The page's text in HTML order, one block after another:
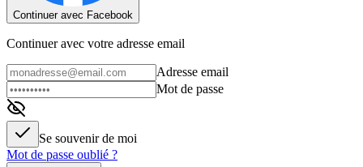
Continuer avec Facebook
Continuer avec votre adresse email
Adresse email
Mot de passe
Se souvenir de moi
Mot de passe oublié ?